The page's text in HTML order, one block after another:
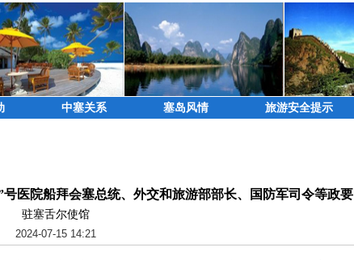
中塞关系 塞岛风情 旅游安全提示
医院船拜会塞总统、外交和旅游部部长、国防军司令等政要
驻塞舌尔使馆
2024-07-15 14:21